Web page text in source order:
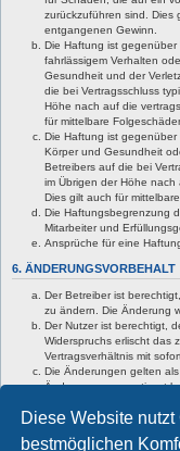
Diese Website
bestmöglichen
zurückzuführen sind. Dies
entgangenen Gewinn.
Die Haftung ist gegenüber
fahrlässigem Verhalten
Gesundheit und der
die bei Vertragsschluss
Höhe nach auf die
für mittelbare
Die Haftung ist gegenüber
Körper und Gesundheit
Betreibers auf die bei
im Übrigen der Höhe nach
Dies gilt auch für
Die Haftungsbegrenzung
Mitarbeiter und
Ansprüche für eine
6. ÄNDERUNGSVORBEHALT
Der Betreiber ist
zu ändern. Die Änderung
Der Nutzer ist berechtigt,
Widerspruchs erlischt das
Vertragsverhältnis mit
Die Änderungen gelten
Änderungen zugestimmt
Informationen über den